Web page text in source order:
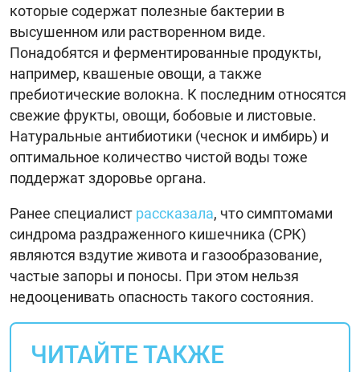
которые содержат полезные бактерии в
высушенном или растворенном виде.
Понадобятся и ферментированные продукты,
например, квашеные овощи, а также
пребиотические волокна. К последним относятся
свежие фрукты, овощи, бобовые и листовые.
Натуральные антибиотики (чеснок и имбирь) и
оптимальное количество чистой воды тоже
поддержат здоровье органа.
Ранее специалист рассказала, что симптомами
синдрома раздраженного кишечника (СРК)
являются вздутие живота и газообразование,
частые запоры и поносы. При этом нельзя
недооценивать опасность такого состояния.
ЧИТАЙТЕ ТАКЖЕ